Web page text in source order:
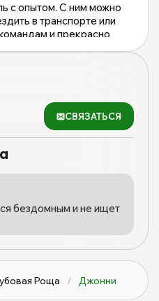
с опытом. С ним можно
в транспорте или
и прекрасно
его человек! А ещё
здоров. Осталось
собакам
и без человека..Может
именно вас?
СВЯЗАТЬСЯ
бездомным и не ищет
Роща / Джонни